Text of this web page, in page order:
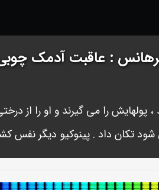
: عاقبت آدمک
پولهایش را می گیرند و او را از
شود تکان داد . پینوکیو دیگر